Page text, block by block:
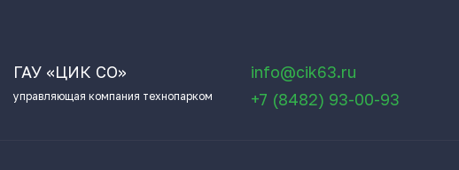
ГАУ «ЦИК СО»
управляющая компания технопарком
info@cik63.ru
+7 (8482) 93-00-93